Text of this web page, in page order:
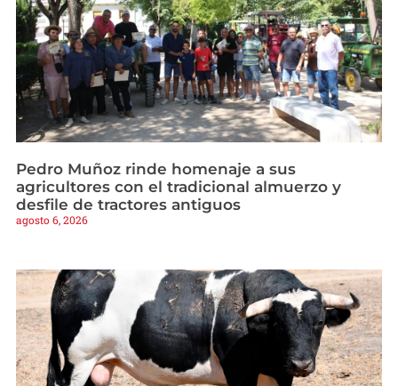
Pedro Muñoz rinde homenaje a sus
agricultores con el tradicional almuerzo y
desfile de tractores antiguos
agosto 6, 2026